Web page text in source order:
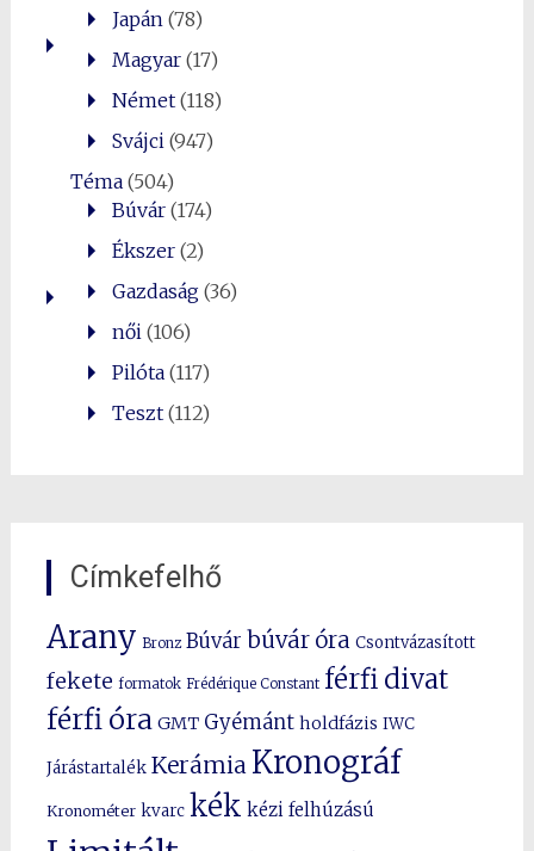
Japán (78)
Magyar(17)
Német(118)
Svájci (947)
Téma(504)
Búvár(174)
Ékszer(2)
Gazdaság(36)
női (106)
Pilóta(117)
Teszt(112)
Címkefelhő
Arany Bronz Búvár búvár óra Csontvázasított
fekete formatok Frédérique Constant férfi divat
férfi óra GMT Gyémánt holdfázis IWC
Járástartalék Kerámia Kronográf
Kronométer kvarc kék kézi felhúzású